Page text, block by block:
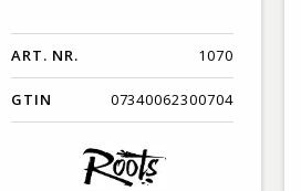
ART. NR. 1070
GTIN 07340062300704